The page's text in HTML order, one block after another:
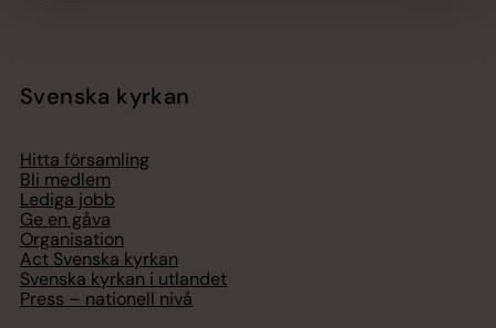
Svenska kyrkan
Hitta församling
Bli medlem
Lediga jobb
Ge en gåva
Organisation
Act Svenska kyrkan
Svenska kyrkan i utlandet
Press – nationell nivå